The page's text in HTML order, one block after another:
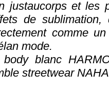
justaucorps et les
de
comme
mode.
blanc
streetwear NAHA